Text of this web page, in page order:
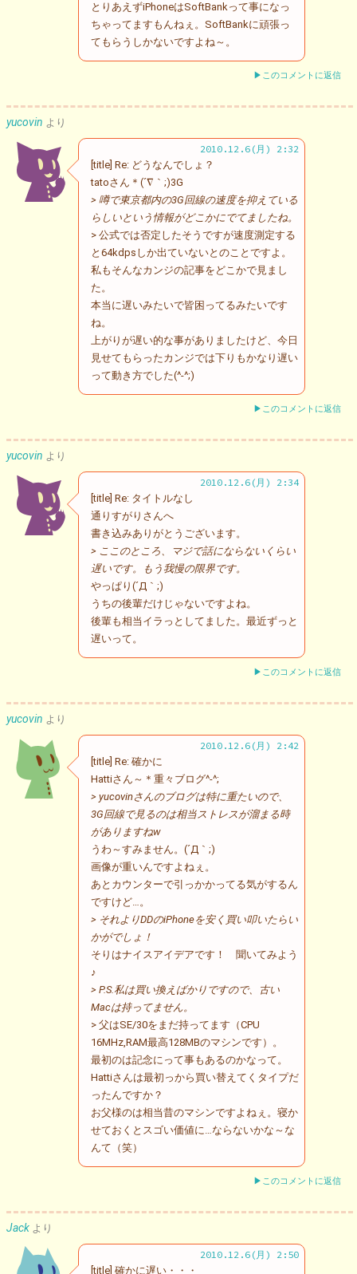
とりあえずiPhoneはSoftBankって事になっ
ちゃってますもんねぇ。SoftBankに頑張っ
てもらうしかないですよね～。
▶このコメントに返信
yucovin より
2010.12.6(月) 2:32
[title] Re: どうなんでしょ？
tatoさん＊(´∇｀;)3G
> 噂で東京都内の3G回線の速度を抑えている
らしいという情報がどこかにでてましたね。
> 公式では否定したそうですが速度測定する
と64kdpsしか出ていないとのことですよ。
私もそんなカンジの記事をどこかで見まし
た。
本当に遅いみたいで皆困ってるみたいです
ね。
上がりが遅い的な事がありましたけど、今日
見せてもらったカンジでは下りもかなり遅い
って動き方でした(^-^;)
▶このコメントに返信
yucovin より
2010.12.6(月) 2:34
[title] Re: タイトルなし
通りすがりさんへ
書き込みありがとうございます。
> ここのところ、マジで話にならないくらい
遅いです。もう我慢の限界です。
やっぱり(´Д｀;)
うちの後輩だけじゃないですよね。
後輩も相当イラっとしてました。最近ずっと
遅いって。
▶このコメントに返信
yucovin より
2010.12.6(月) 2:42
[title] Re: 確かに
Hattiさん～＊重々ブログ^-^;
> yucovinさんのブログは特に重たいので、
3G回線で見るのは相当ストレスが溜まる時
がありますねw
うわ～すみません。(´Д｀;)
画像が重いんですよねぇ。
あとカウンターで引っかかってる気がするん
ですけど…。
> それよりDDのiPhoneを安く買い叩いたらい
かがでしょ！
そりはナイスアイデアです！ 聞いてみよう
♪
> P.S.私は買い換えばかりですので、古い
Macは持ってません。
> 父はSE/30をまだ持ってます（CPU
16MHz,RAM最高128MBのマシンです）。
最初のは記念にって事もあるのかなって。
Hattiさんは最初っから買い替えてくタイプだ
ったんですか？
お父様のは相当昔のマシンですよねぇ。寝か
せておくとスゴい価値に…ならないかな～な
んて（笑）
▶このコメントに返信
Jack より
2010.12.6(月) 2:50
[title] 確かに遅い・・・